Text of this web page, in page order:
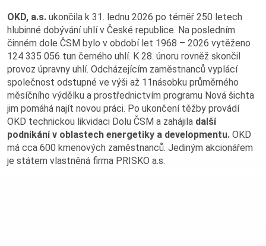
OKD, a.s. ukončila k 31. lednu 2026 po téměř 250 letech
hlubinné dobývání uhlí v České republice. Na posledním
činném dole ČSM bylo v období let 1968 – 2026 vytěženo
124 335 056 tun černého uhlí. K 28. únoru rovněž skončil
provoz úpravny uhlí. Odcházejícím zaměstnanců vyplácí
společnost odstupné ve výši až 11násobku průměrného
měsíčního výdělku a prostřednictvím programu Nová šichta
jim pomáhá najít novou práci. Po ukončení těžby provádí
OKD technickou likvidaci Dolu ČSM a zahájila další
podnikání v oblastech energetiky a developmentu. OKD
má cca 600 kmenových zaměstnanců. Jediným akcionářem
je státem vlastněná firma PRISKO a.s.